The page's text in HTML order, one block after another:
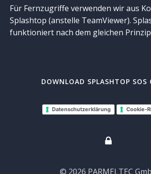
Für Fernzugriffe verwenden wir aus
Splashtop (anstelle TeamViewer).
funktioniert nach dem gleichen
DOWNLOAD SPLASHTOP SOS
Datenschutzerklärung Cookie-
© 2026 PARMELTEC